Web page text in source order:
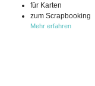
für Karten
zum Scrapbooking
Mehr erfahren